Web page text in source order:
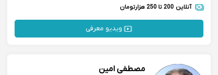
آنلاین 200 تا 250 هزارتومان
ویدیو معرفی
مصطفی امین